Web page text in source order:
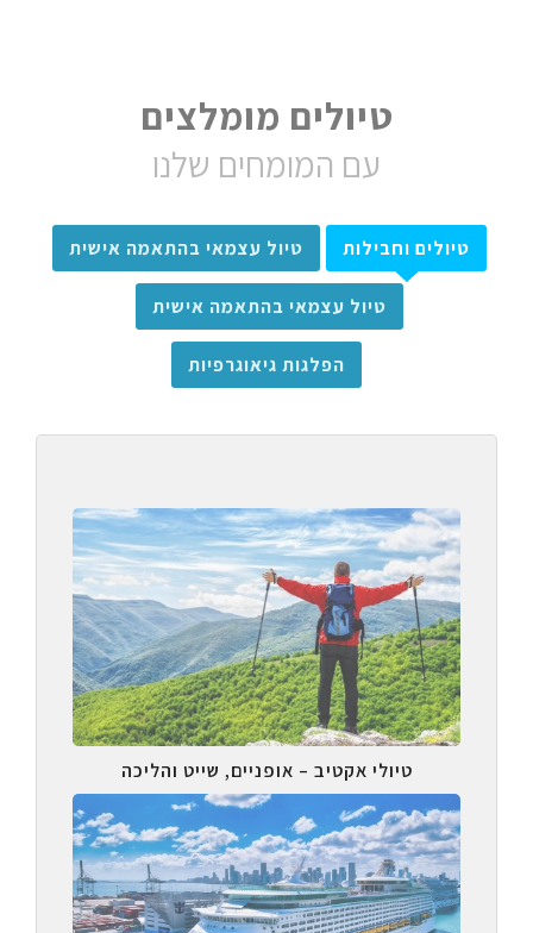
טיולים מומלצים
עם המומחים שלנו
טיולים וחבילות טיול עצמאי בהתאמה אישית
טיול עצמאי בהתאמה אישית
הפלגות גיאוגרפיות
טיולי אקטיב – אופניים, שייט והליכה